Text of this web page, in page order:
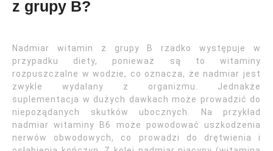
z grupy B?
Nadmiar witamin z grupy B rzadko występuje w
przypadku diety, ponieważ są to witaminy
rozpuszczalne w wodzie, co oznacza, że nadmiar jest
zwykle wydalany z organizmu. Jednakże
suplementacja w dużych dawkach może prowadzić do
niepożądanych skutków ubocznych. Na przykład
nadmiar witaminy B6 może powodować uszkodzenia
nerwów obwodowych, co prowadzi do drętwienia i